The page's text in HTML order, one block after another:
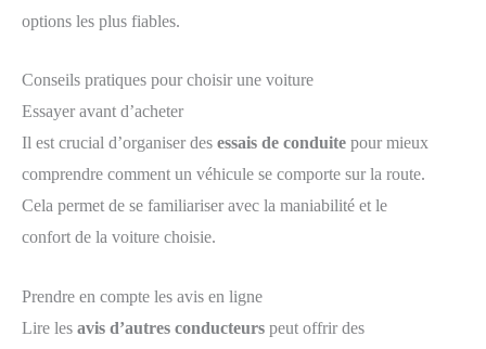
options les plus fiables.
Conseils pratiques pour choisir une voiture
Essayer avant d’acheter
Il est crucial d’organiser des essais de conduite pour mieux
comprendre comment un véhicule se comporte sur la route.
Cela permet de se familiariser avec la maniabilité et le
confort de la voiture choisie.
Prendre en compte les avis en ligne
Lire les avis d’autres conducteurs peut offrir des